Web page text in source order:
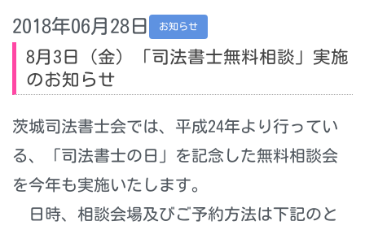
2018年06月28日 お知らせ
8月3日（金）「司法書士無料相談」実施
のお知らせ
茨城司法書士会では、平成24年より行ってい
る、「司法書士の日」を記念した無料相談会
を今年も実施いたします。
日時、相談会場及びご予約方法は下記のと